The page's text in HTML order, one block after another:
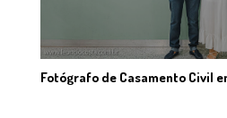
Fotógrafo de Casamento Civil